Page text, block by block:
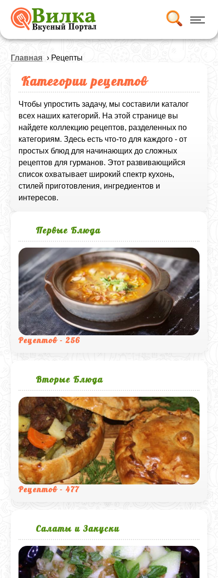
Главная › Рецепты
Категории рецептов
Чтобы упростить задачу, мы составили каталог
всех наших категорий. На этой странице вы
найдете коллекцию рецептов, разделенных по
категориям. Здесь есть что-то для каждого - от
простых блюд для начинающих до сложных
рецептов для гурманов. Этот развивающийся
список охватывает широкий спектр кухонь,
стилей приготовления, ингредиентов и
интересов.
Первые Блюда
Рецептов - 256
Вторые Блюда
Рецептов - 477
Салаты и Закуски